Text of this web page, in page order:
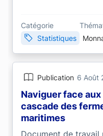
Catégorie
Statistiques
Publication 6 Août
Naviguer face
cascade des
maritimes
Document de travail